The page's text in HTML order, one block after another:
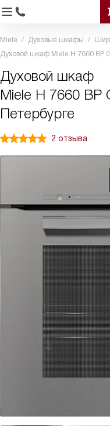
Miele Духовые шкафы
Духовой шкаф Miele H 7660 BP
Духовой шкаф
Miele H 7660 BP
Петербурге
2 отзыва